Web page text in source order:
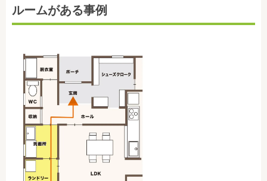
ルームがある事例